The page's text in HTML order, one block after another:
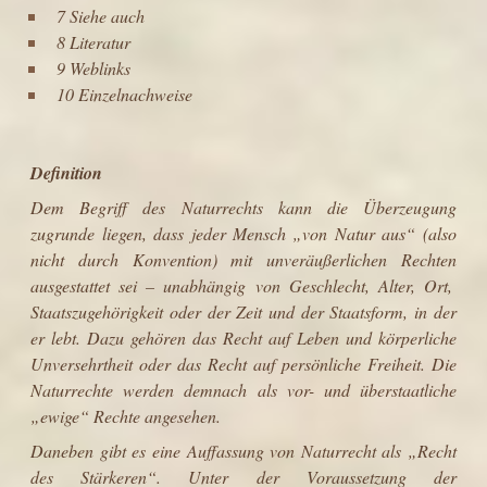
7 Siehe auch
8 Literatur
9 Weblinks
10 Einzelnachweise
Definition
Dem Begriff des Naturrechts kann die Überzeugung
zugrunde liegen, dass jeder Mensch „von Naturaus“ (also
nicht durch Konvention) mit unveräußerlichen Rechten
ausgestattet sei – unabhängig von Geschlecht, Alter, Ort,
Staatszugehörigkeit oder der Zeit und der Staatsform, in der
er lebt. Dazu gehören das Recht auf Lebenund körperliche
Unversehrtheitoder das Recht auf persönliche Freiheit. Die
Naturrechte werden demnach als vor- und überstaatliche
„ewige“ Rechte angesehen.
Daneben gibt es eine Auffassung von Naturrecht als „Recht
des Stärkeren“. Unter der Voraussetzung der